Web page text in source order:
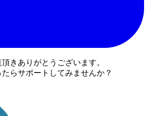
きありがとうございます。
らサポートしてみませんか？